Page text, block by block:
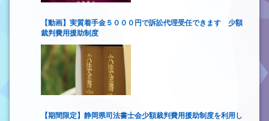
【動画】実質着手金５０００円で訴訟代理受任できます 少額
裁判費用援助制度
【期間限定】静岡県司法書士会少額裁判費用援助制度を利用し